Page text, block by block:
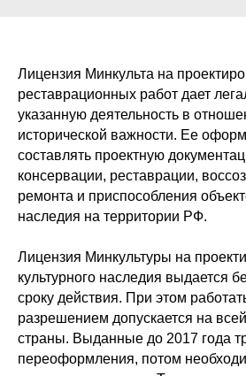
Лицензия Минкульта на
реставрационных работ дает
указанную деятельность в
исторической важности. Ее
составлять проектную
консервации, реставрации,
ремонта и приспособления
наследия на территории РФ.
Лицензия Минкультуры на
культурного наследия выдается
сроку действия. При этом
разрешением допускается на
страны. Выданные до 2017 года
переоформления, потом